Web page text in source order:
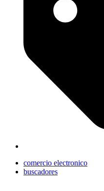
comercio electronico
buscadores